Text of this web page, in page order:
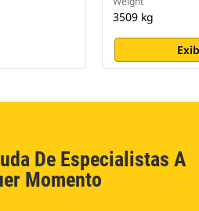
3509 kg
De Especialistas A
Momento